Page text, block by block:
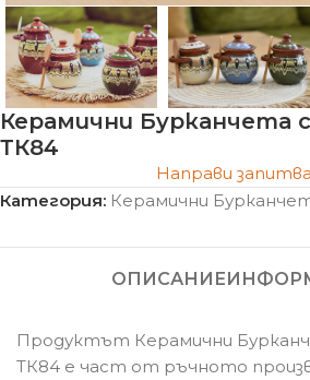
Керамични Бурканчета
ТК84
Направи
Категория: Керамични
ОПИСАНИЕ
Продуктът Керамични
ТК84 е част от ръчното